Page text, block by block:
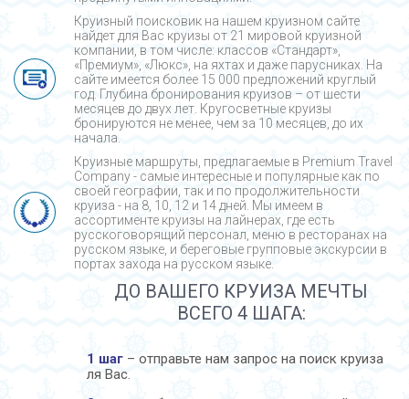
Круизный поисковик на нашем круизном сайте
найдет для Вас круизы от 21 мировой круизной
компании, в том числе: классов «Стандарт»,
«Премиум», «Люкс», на яхтах и даже парусниках. На
сайте имеется более 15 000 предложений круглый
год. Глубина бронирования круизов – от шести
месяцев до двух лет. Кругосветные круизы
бронируются не менее, чем за 10 месяцев, до их
начала.
Круизные маршруты, предлагаемые в Premium Travel
Company - cамые интересные и популярные как по
своей географии, так и по продолжительности
круиза - на 8, 10, 12 и 14 дней. Мы имеем в
ассортименте круизы на лайнерах, где есть
русскоговорящий персонал, меню в ресторанах на
русском языке, и береговые групповые экскурсии в
портах захода на русском языке.
ДО ВАШЕГО КРУИЗА МЕЧТЫ
ВСЕГО 4 ШАГА:
1 шаг – отправьте нам запрос на поиск круиза
ля Вас.